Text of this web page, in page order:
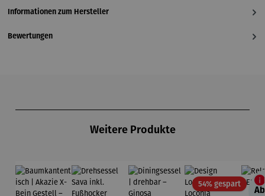
Informationen zum Hersteller
Bewertungen
Weitere Produkte
54% gespartRabatt